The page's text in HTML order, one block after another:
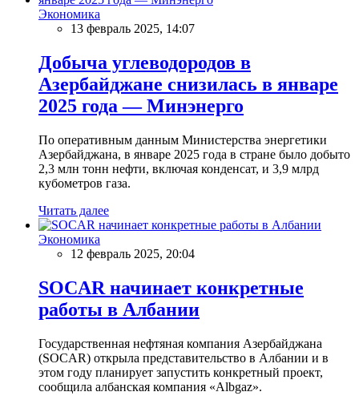
Экономика
13 февраль 2025, 14:07
Добыча углеводородов в
Азербайджане снизилась в январе
2025 года — Минэнерго
По оперативным данным Министерства энергетики
Азербайджана, в январе 2025 года в стране было добыто
2,3 млн тонн нефти, включая конденсат, и 3,9 млрд
кубометров газа.
Читать далее
Экономика
12 февраль 2025, 20:04
SOCAR начинает конкретные
работы в Албании
Государственная нефтяная компания Азербайджана
(SOCAR) открыла представительство в Албании и в
этом году планирует запустить конкретный проект,
сообщила албанская компания «Albgaz».